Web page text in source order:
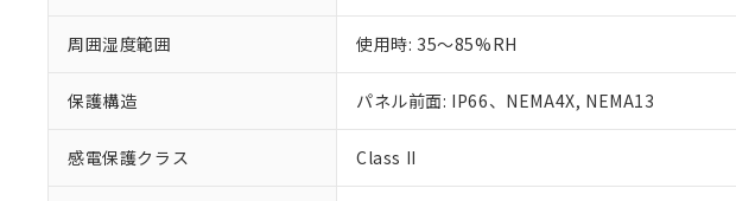
周囲湿度範囲 使用時: 35～85%RH
保護構造 パネル前面: IP66、NEMA4X, NEMA13
感電保護クラス Class II